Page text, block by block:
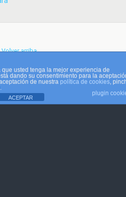
Volver arriba
Escritorio
usted tenga la mejor experiencia de
dando su consentimiento para la
de nuestra política de cookies,
plugin
ACEPTAR